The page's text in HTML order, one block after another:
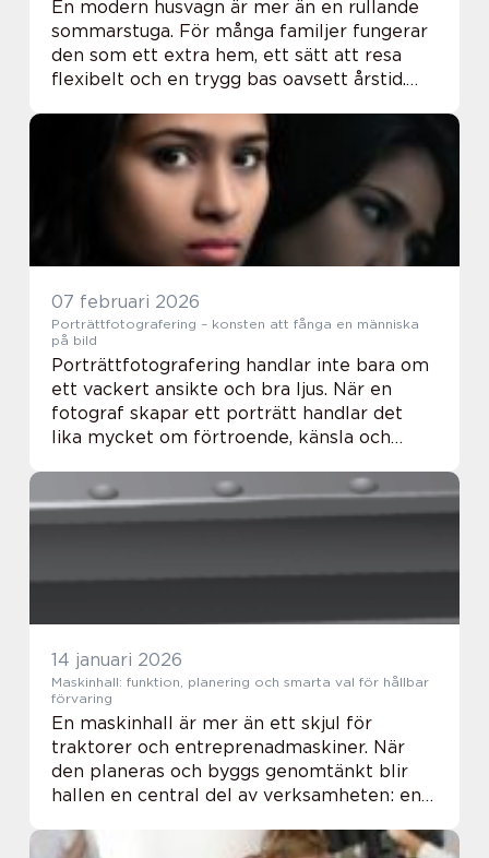
En modern husvagn är mer än en rullande
sommarstuga. För många familjer fungerar
den som ett extra hem, ett sätt att resa
flexibelt och en trygg bas oavsett årstid.
under småbarnsår, tonårstid och vidare in i
07 februari 2026
Porträttfotografering – konsten att fånga en människa
på bild
Porträttfotografering handlar inte bara om
ett vackert ansikte och bra ljus. När en
fotograf skapar ett porträtt handlar det
lika mycket om förtroende, känsla och
spegla en m&a...
14 januari 2026
Maskinhall: funktion, planering och smarta val för hållbar
förvaring
En maskinhall är mer än ett skjul för
traktorer och entreprenadmaskiner. När
den planeras och byggs genomtänkt blir
hallen en central del av verksamheten: en
effektiv arbetsmilj&oum...